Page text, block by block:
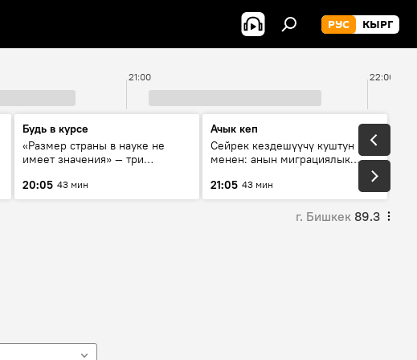
РУС КЫРГ
21:00 22:00
Будь в курсе
«Размер страны в науке не
имеет значения» — три
России и Кыргызстана в
образовании и исследованиях
20:05 43 мин
Ачык кеп
Сейрек кездешүүчү куштун изи
менен: анын миграциялык
21:05 43 мин
г. Бишкек 89.3